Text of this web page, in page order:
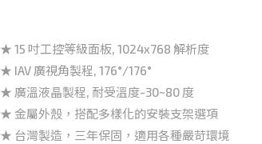
★ 15 吋工控等級面板, 1024x768 解析度
★ IAV 廣視角製程, 176°/176°
★ 廣溫液晶製程, 耐受溫度-30~80 度
★ 金屬外殼，搭配多樣化的安裝支架選項
★ 台灣製造，三年保固，適用各種嚴苛環境